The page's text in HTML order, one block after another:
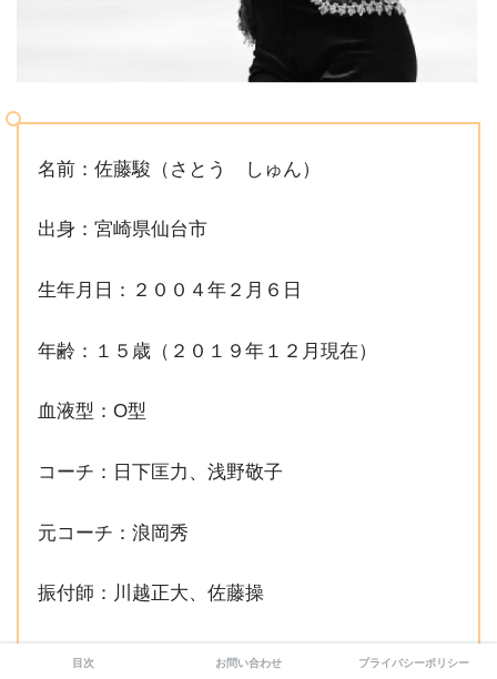
名前：佐藤駿（さとう しゅん）
出身：宮崎県仙台市
生年月日：２００４年２月６日
年齢：１５歳（２０１９年１２月現在）
血液型：O型
コーチ：日下匡力、浅野敬子
元コーチ：浪岡秀
振付師：川越正大、佐藤操
趣味：趣味： 読書、音楽鑑賞
目次 お問い合わせ プライバシーポリシー